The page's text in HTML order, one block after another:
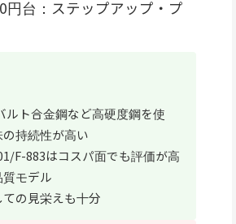
円台：ステップアップ・プ
ルト合金鋼など高硬度鋼を使
持続性が高い
F-883はコスパ面でも評価が高
モデル
の見栄えも十分